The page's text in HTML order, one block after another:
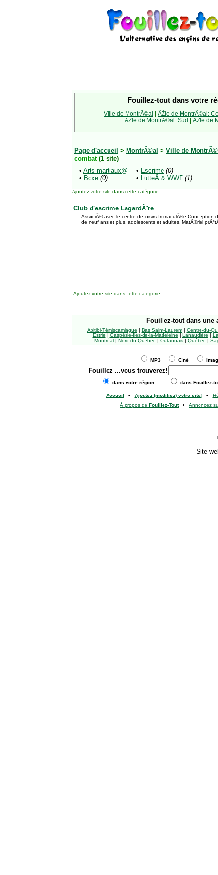
Fouillez-tout dans votre
Ville de MontrÃ©al | ÃŽle de MontrÃ©al:
ÃŽle de MontrÃ©al: Sud | ÃŽle de
Page d'accueil > MontrÃ©al > Ville de
combat (1 site)
• Arts martiaux@
• Boxe (0)
• Escrime (0)
• LutteÂ & WWF (1)
Ajoutez votre site dans cette catégorie
Club d'escrime LagardÃ¨re
AssociÃ© avec le centre de loisirs ImmaculÃ©e-Conception
de neuf ans et plus, adolescents et adultes. MatÃ©riel
Ajoutez votre site dans cette catégorie
Fouillez-tout dans une
Abitibi-Témiscamingue | Bas Saint-Laurent| Centre-du-
Estrie | Gaspésie-Îles-de-la-Madeleine | Lanaudière |
Montréal | Nord-du-Québec | Outaouais | Québec |
MP3 Ciné
Fouillez ...vous trouverez!
dans votre région dans Fouillez-
Accueil • Ajoutez (modifiez) votre site!•
À propos de Fouillez-Tout• Annoncez
Site